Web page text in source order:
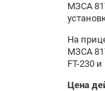
МЗСА
На
МЗСА
FT-230
Цена